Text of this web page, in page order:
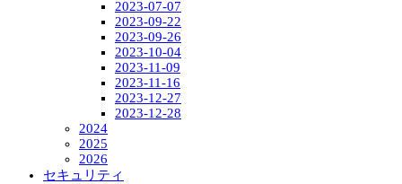
2023-07-07
2023-09-22
2023-09-26
2023-10-04
2023-11-09
2023-11-16
2023-12-27
2023-12-28
2024
2025
2026
セキュリティ